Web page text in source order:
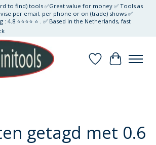
to find) tools ✅Great value for money ✅ Tools as
per email, per phone or on (trade) shows ✅
: 4.8 ⭐⭐⭐⭐ ⭐ . ✅ Based in the Netherlands, fast
Verlanglijst
getagd met 0.6